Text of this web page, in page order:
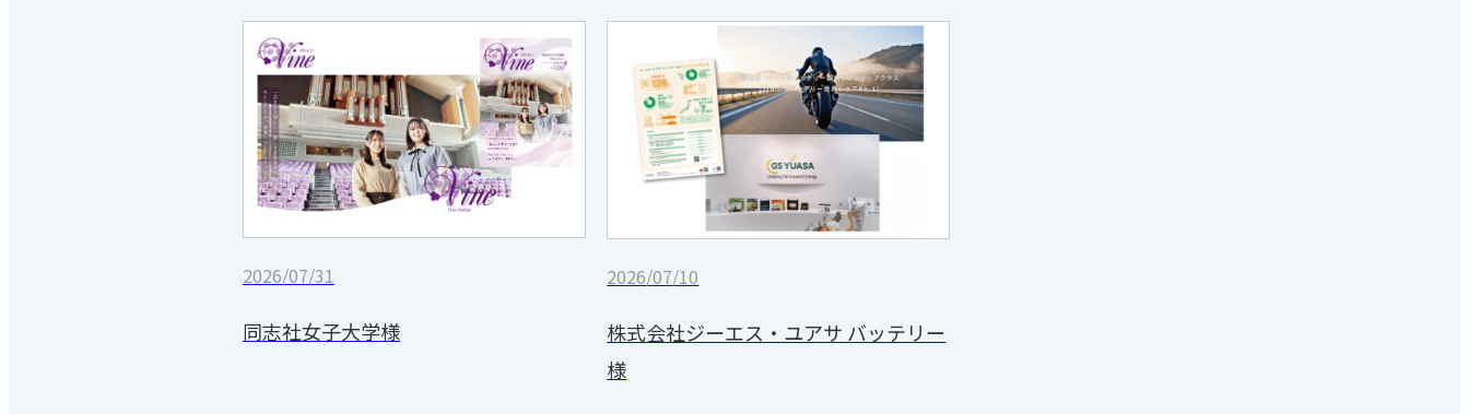
2026/07/31
同志社女子大学様
2026/07/10
株式会社ジーエス・ユアサ バッテリー
様